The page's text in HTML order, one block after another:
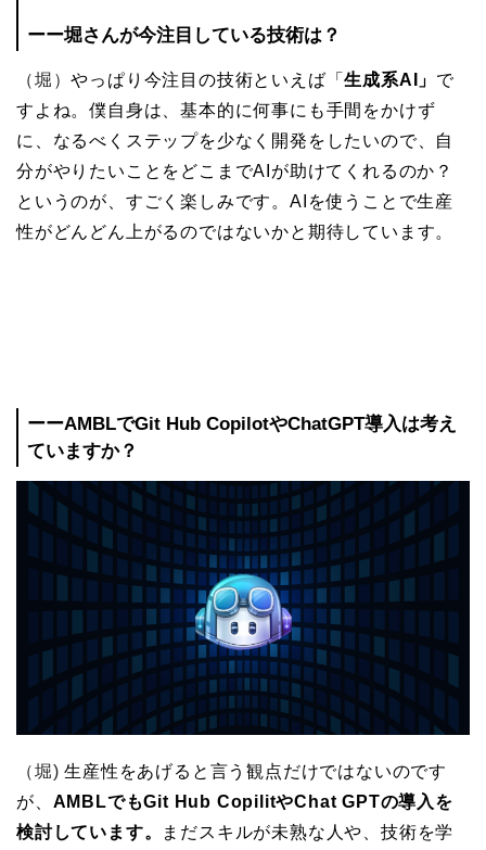
ーー堀さんが今注目している技術は？
（堀）やっぱり今注目の技術といえば「生成系AI」 で
すよね。僕自身は、基本的に何事にも手間をかけず
に、なるべくステップを少なく開発をしたいので、自
分がやりたいことをどこまでAIが助けてくれるのか？
というのが、すごく楽しみです。AIを使うことで生産
性がどんどん上がるのではないかと期待しています。
ーーAMBLでGit Hub CopilotやChatGPT導入は考え
ていますか？
（堀)生産性をあげると言う観点だけではないのです
が、 AMBLでもGit Hub CopilitやChat GPTの導入を
検討しています。
まだスキルが未熟な人や、技術を学